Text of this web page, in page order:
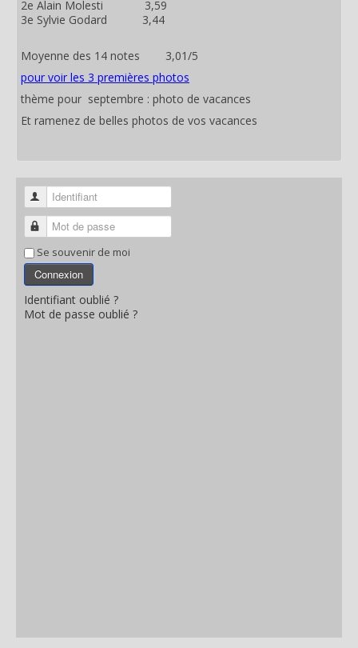
2e Alain Molesti 3,59
3e Sylvie Godard 3,44
Moyenne des 14 notes 3,01/5
pour voir les 3 premières photos
thème pour septembre : photo de vacances
Et ramenez de belles photos de vos vacances
Identifiant
Mot de passe
Se souvenir de moi
Connexion
Identifiant oublié ?
Mot de passe oublié ?